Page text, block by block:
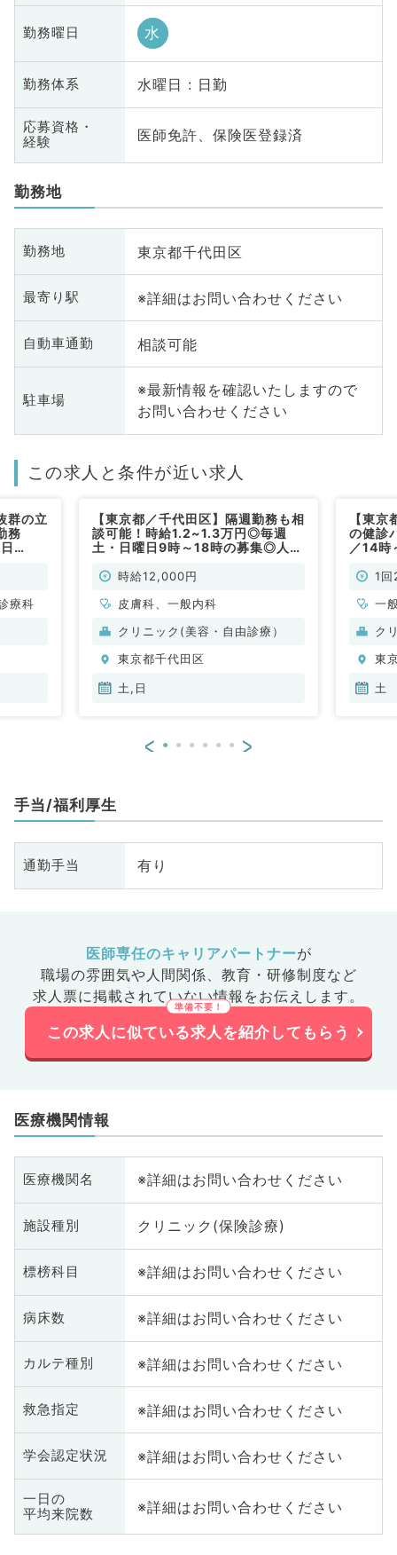
勤務曜日 水
勤務体系 水曜日 : 日勤
応募資格・
経験
医師免許、保険医登録済
勤務地
勤務地 東京都千代田区
最寄り駅 ※詳細はお問い合わせください
自動車通勤 相談可能
駐車場
※最新情報を確認いたしますので
お問い合わせください
この求人と条件が近い求人
群の立
務
療科
【東京都／千代田区】隔週勤務も相
談可能！時給1.2~1.3万円◎毎週
土・日曜日9時～18時の募集◎人気
科・皮膚科／非常勤）
時給12,000円
皮膚科、一般内科
クリニック(美容・自由診療）
東京都千代田区
土,日
【東
の健診
／14
ニッ
1
一
ク
東
土
< >
手当/福利厚生
通勤手当 有り
医師専任のキャリアパートナーが
職場の雰囲気や人間関係、 教育・研修制度など
求人票に掲載されていない情報をお伝えします。
この求人に似ている求人を紹介してもらう
医療機関情報
医療機関名 ※詳細はお問い合わせください
施設種別 クリニック(保険診療)
標榜科目 ※詳細はお問い合わせください
病床数 ※詳細はお問い合わせください
カルテ種別 ※詳細はお問い合わせください
救急指定 ※詳細はお問い合わせください
学会認定状況 ※詳細はお問い合わせください
一日の
平均来院数
※詳細はお問い合わせください